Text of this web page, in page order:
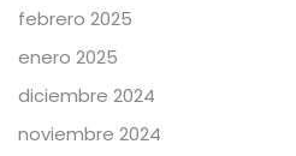
febrero 2025
enero 2025
diciembre 2024
noviembre 2024